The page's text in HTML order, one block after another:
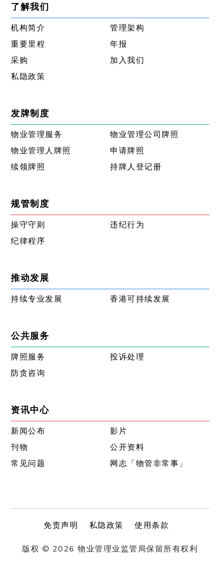
了解我们
机构简介
管理架构
重要里程
年报
采购
加入我们
私隐政策
发牌制度
物业管理服务
物业管理公司牌照
物业管理人牌照
申请牌照
续领牌照
持牌人登记册
规管制度
操守守则
违纪行为
纪律程序
推动发展
持续专业发展 香港可持续发展
公共服务
牌照服务
投诉处理
防贪咨询
资讯中心
新闻公布
影片
刊物
公开资料
常见问题
网志「物管非常事」
免责声明 私隐政策 使用条款
版权 © 2026 物业管理业监管局保留所有权利